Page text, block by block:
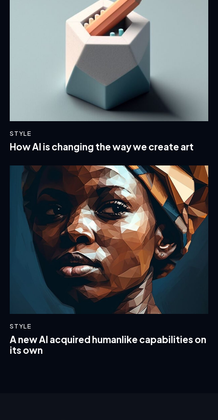
STYLE
How AI is changing the way we create art
STYLE
A new AI acquired humanlike capabilities on
its own